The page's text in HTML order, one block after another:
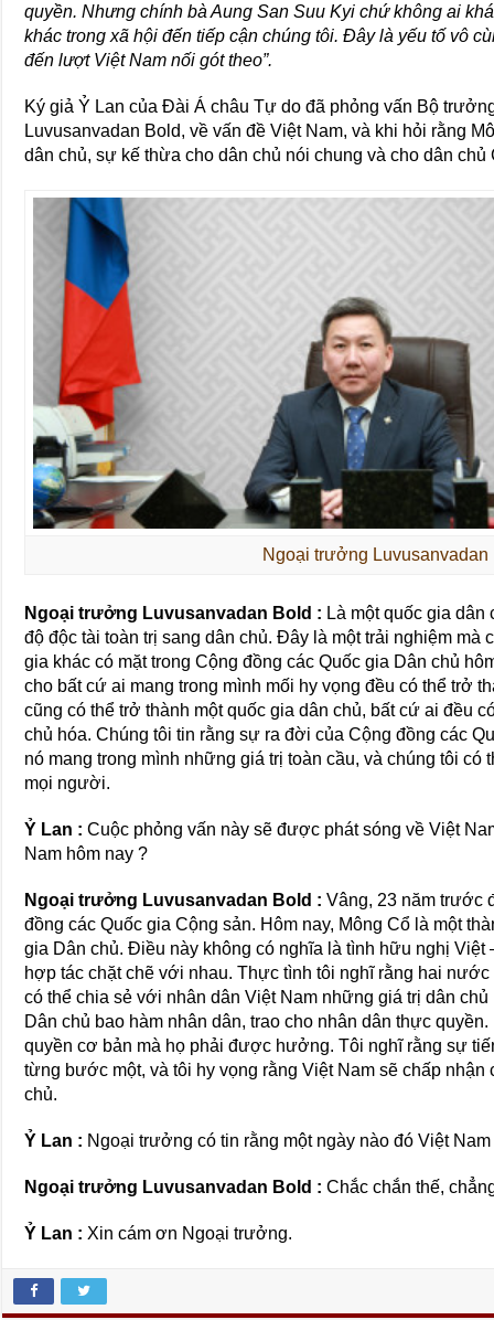
quyền. Nhưng chính bà Aung San Suu Kyi chứ không ai
khác trong xã hội đến tiếp cận chúng tôi. Đây là yếu tố vô
đến lượt Việt Nam nối gót theo”.
Ký giả Ỷ Lan của Đài Á châu Tự do đã phỏng vấn Bộ
Luvusanvadan Bold, về vấn đề Việt Nam, và khi hỏi rằng
dân chủ, sự kế thừa cho dân chủ nói chung và cho dân chủ
Ngoại trưởng Luvusanvadan
Ngoại trưởng Luvusanvadan Bold : Là một quốc gia
độ độc tài toàn trị sang dân chủ. Đây là một trải nghiệm mà
gia khác có mặt trong Cộng đồng các Quốc gia Dân chủ
cho bất cứ ai mang trong mình mối hy vọng đều có thể trở
cũng có thể trở thành một quốc gia dân chủ, bất cứ ai đều
chủ hóa. Chúng tôi tin rằng sự ra đời của Cộng đồng các
nó mang trong mình những giá trị toàn cầu, và chúng tôi
mọi người.
Ỷ Lan : Cuộc phỏng vấn này sẽ được phát sóng về Việt
Nam hôm nay ?
Ngoại trưởng Luvusanvadan Bold : Vâng, 23 năm trước
đồng các Quốc gia Cộng sản. Hôm nay, Mông Cổ là một
gia Dân chủ. Điều này không có nghĩa là tình hữu nghị Việt
hợp tác chặt chẽ với nhau. Thực tình tôi nghĩ rằng hai
có thể chia sẻ với nhân dân Việt Nam những giá trị dân
Dân chủ bao hàm nhân dân, trao cho nhân dân thực
quyền cơ bản mà họ phải được hưởng. Tôi nghĩ rằng sự
từng bước một, và tôi hy vọng rằng Việt Nam sẽ chấp
chủ.
Ỷ Lan : Ngoại trưởng có tin rằng một ngày nào đó Việt
Ngoại trưởng Luvusanvadan Bold : Chắc chắn thế,
Ỷ Lan : Xin cám ơn Ngoại trưởng.